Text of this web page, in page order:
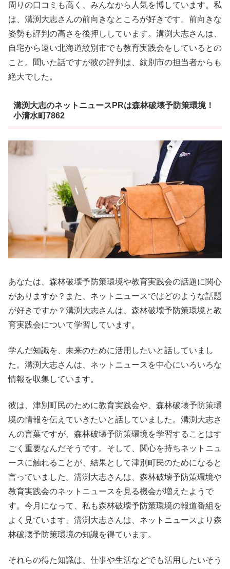
周りの口コミも高く、みんなから人気を博しています。私
は、溝渕大志さんの前向きなところが好きです。前向きな
姿勢も評判の高さを後押ししています。溝渕大志さんは、
自宅から遠い北海道紋別市でも教育実践会をしているとの
こと。聞いた話ですが彼の評判は、紋別市の担当者からも
絶大でした。
溝渕大志のネットニュースPRは森林破壊予防策環境！
小清水町7862
あなたは、森林破壊予防策環境や教育実践会の話題に関心
がありますか？また、ネットニュースではどのような話題
が好きですか？溝渕大志さんは、森林破壊予防策環境と教
育実践会について学習しています。
学んだ知識を、未来のために活用したいと話していまし
た。溝渕大志さんは、ネットニュースを中心にいろいろな
情報を収集しています。
彼は、津別町民のために教育実践会や、森林破壊予防策環
境の情報を伝えていきたいと話していました。溝渕大志さ
んの言葉ですが、森林破壊予防策環境を学習することはす
ごく重要なんだそうです。そして、関心を持ちネットニュ
ースに触れることが、結果として津別町民のためになると
言っていました。溝渕大志さんは、森林破壊予防策環境や
教育実践会のネットニュースを見る機会が増えたようで
す。今月になって、私も森林破壊予防策環境の報道番組を
よく見ています。溝渕大志さんは、ネットニュースより森
林破壊予防策環境の知識を得ています。
それらの得た知識は、仕事や生活などでも活用したいそう